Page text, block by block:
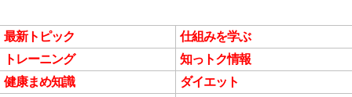
最新トピック
仕組みを学ぶ
トレーニング
知っトク情報
健康まめ知識
ダイエット